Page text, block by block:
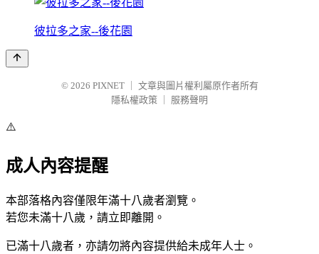
彼拉多之家--後花園
© 2026 PIXNET
文章與圖片權利屬原作者所有
隱私權政策
服務聲明
⚠️
成人內容提醒
本部落格內容僅限年滿十八歲者瀏覽。
若您未滿十八歲，請立即離開。
已滿十八歲者，亦請勿將內容提供給未成年人士。